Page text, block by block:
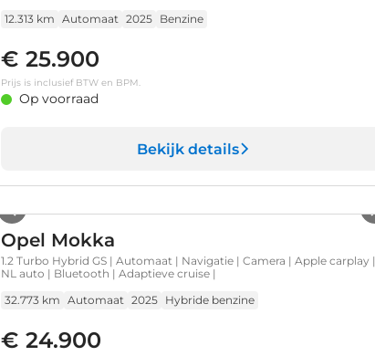
12.313 km Automaat 2025 Benzine
€ 25.900
Prijs is inclusief BTW en BPM.
Op voorraad
Bekijk details
Opel Mokka
1.2 Turbo Hybrid GS | Automaat | Navigatie | Camera | Apple carplay |
NL auto | Bluetooth | Adaptieve cruise |
32.773 km Automaat 2025 Hybride benzine
€ 24.900